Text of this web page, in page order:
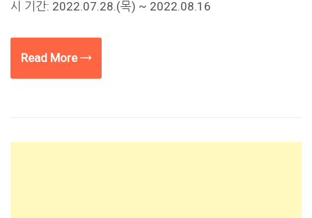
시 기간: 2022.07.28.(목) ~ 2022.08.16
Read More →